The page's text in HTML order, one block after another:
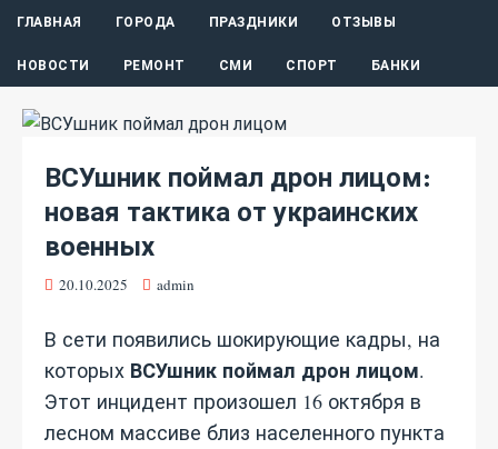
ГЛАВНАЯ ГОРОДА ПРАЗДНИКИ ОТЗЫВЫ
НОВОСТИ РЕМОНТ СМИ СПОРТ БАНКИ
ВСУшник поймал дрон лицом:
новая тактика от украинских
военных
20.10.2025 admin
В сети появились шокирующие кадры, на
которых ВСУшник поймал дрон лицом.
Этот инцидент произошел 16 октября в
лесном массиве близ населенного пункта